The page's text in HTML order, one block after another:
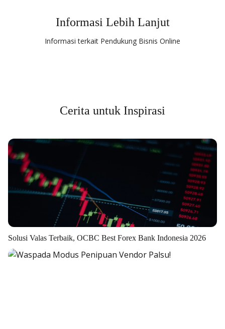
Informasi Lebih Lanjut
Informasi terkait Pendukung Bisnis Online
Cerita untuk Inspirasi
Solusi Valas Terbaik, OCBC Best Forex Bank Indonesia 2026
Lebih Lanjut